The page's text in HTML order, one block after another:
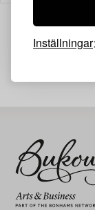
Inställningar